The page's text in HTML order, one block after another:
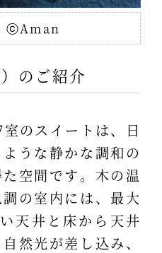
ⓒAman
のご紹介
のスイートは、日
うな静かな調和の
空間です。木の温
の室内には、最大
天井と床から天井
然光が差し込み、